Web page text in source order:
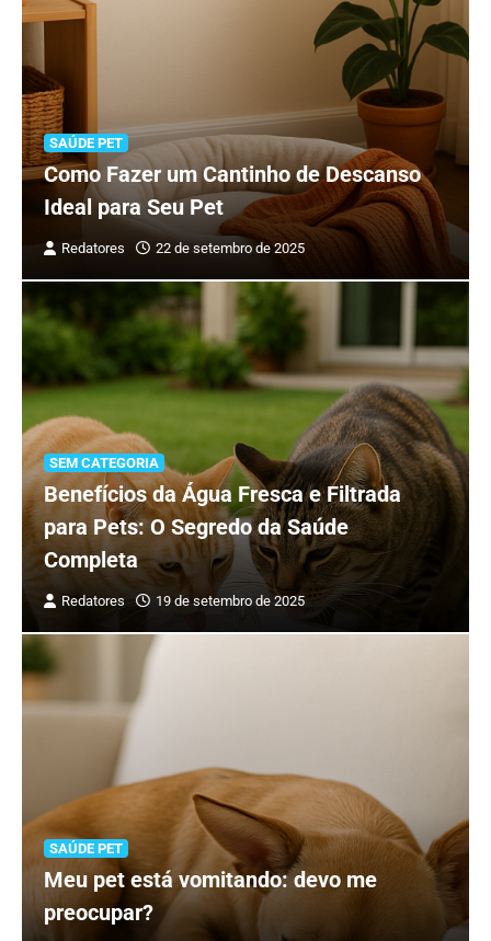
SAÚDE PET
Como Fazer um Cantinho de Descanso
Ideal para Seu Pet
Redatores 22 de setembro de 2025
SEM CATEGORIA
Benefícios da Água Fresca e Filtrada
para Pets: O Segredo da Saúde
Completa
Redatores 19 de setembro de 2025
SAÚDE PET
Meu pet está vomitando: devo me
preocupar?